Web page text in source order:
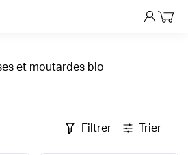
Mon
et moutardes bio
Filtrer Trier